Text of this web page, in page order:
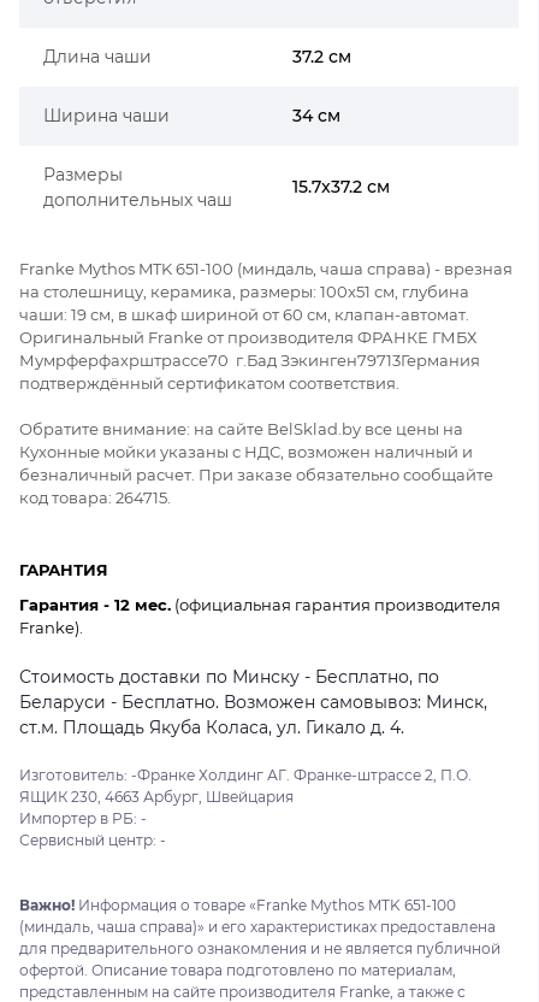
Длина чаши 37.2 см
Ширина чаши 34 см
Размеры
дополнительных чаш
15.7x37.2 см
Franke Mythos MTK 651-100 (миндаль, чаша справа) - врезная
на столешницу, керамика, размеры: 100x51 см, глубина
чаши: 19 см, в шкаф шириной от 60 см, клапан-автомат.
Оригинальный Franke от производителя ФРАНКЕ ГМБХ
Мумрферфахрштрассе70 г.Бад Зэкинген79713Германия
подтверждённый сертификатом соответствия.
Обратите внимание: на сайте BelSklad.by все цены на
Кухонные мойки указаны с НДС, возможен наличный и
безналичный расчет. При заказе обязательно сообщайте
код товара: 264715.
ГАРАНТИЯ
Гарантия - 12 мес. (официальная гарантия производителя
Franke).
Стоимость доставки по Минску - Бесплатно, по
Беларуси - Бесплатно. Возможен самовывоз: Минск,
ст.м. Площадь Якуба Коласа, ул. Гикало д. 4.
Изготовитель: -Франке Холдинг АГ. Франке-штрассе 2, П.О.
ЯЩИК 230, 4663 Арбург, Швейцария
Импортер в РБ: -
Сервисный центр: -
Важно! Информация о товаре «Franke Mythos MTK 651-100
(миндаль, чаша справа)» и его характеристиках предоставлена
для предварительного ознакомления и не является публичной
офертой. Описание товара подготовлено по материалам,
представленным на сайте производителя Franke, а также с